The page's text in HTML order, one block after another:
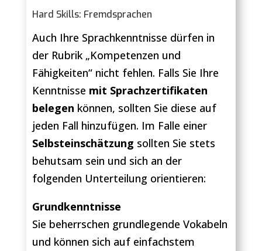
Hard Skills: Fremdsprachen
Auch Ihre Sprachkenntnisse dürfen in
der Rubrik „Kompetenzen und
Fähigkeiten“ nicht fehlen. Falls Sie Ihre
Kenntnisse mit Sprachzertifikaten
belegen können, sollten Sie diese auf
jeden Fall hinzufügen. Im Falle einer
Selbsteinschätzung sollten Sie stets
behutsam sein und sich an der
folgenden Unterteilung orientieren:
Grundkenntnisse
Sie beherrschen grundlegende Vokabeln
und können sich auf einfachstem